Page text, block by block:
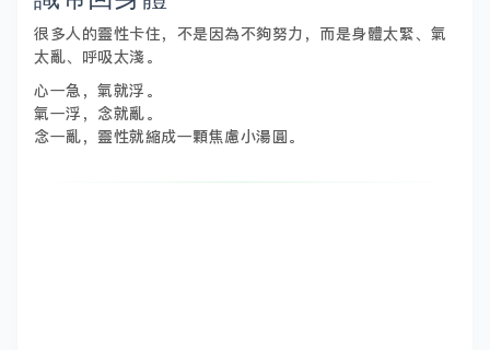
很多人的靈性卡住，不是因為不夠努力，而是身體太緊、氣
太亂、呼吸太淺。
心一急，氣就浮。
氣一浮，念就亂。
念一亂，靈性就縮成一顆焦慮小湯圓。